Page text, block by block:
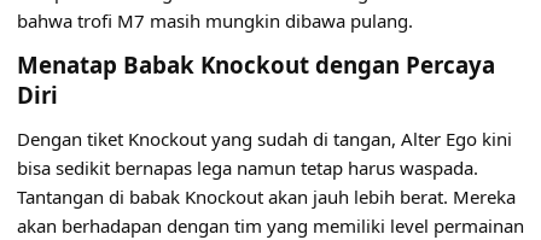
bahwa trofi M7 masih mungkin dibawa pulang.
Menatap Babak Knockout dengan Percaya
Diri
Dengan tiket Knockout yang sudah di tangan, Alter Ego kini
bisa sedikit bernapas lega namun tetap harus waspada.
Tantangan di babak Knockout akan jauh lebih berat. Mereka
akan berhadapan dengan tim yang memiliki level permainan